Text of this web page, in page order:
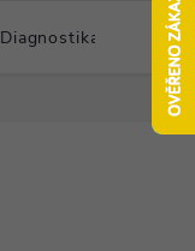
Diagnostika došlapu